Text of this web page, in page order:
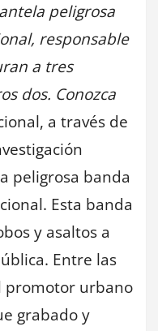
peligrosa
responsable
a tres
dos. Conozca
a través de
peligrosa banda
Esta banda
y asaltos a
Entre las
promotor urbano
grabado y